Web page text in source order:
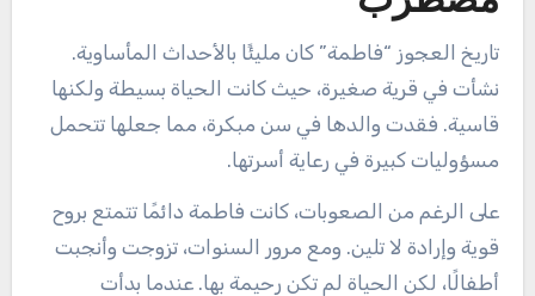
تاريخ العجوز “فاطمة” كان مليئًا بالأحداث المأساوية.
نشأت في قرية صغيرة، حيث كانت الحياة بسيطة ولكنها
قاسية. فقدت والدها في سن مبكرة، مما جعلها تتحمل
مسؤوليات كبيرة في رعاية أسرتها.
على الرغم من الصعوبات، كانت فاطمة دائمًا تتمتع بروح
قوية وإرادة لا تلين. ومع مرور السنوات، تزوجت وأنجبت
أطفالًا، لكن الحياة لم تكن رحيمة بها. عندما بدأت